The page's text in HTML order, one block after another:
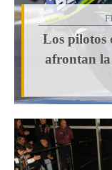
Los pilotos
afrontan